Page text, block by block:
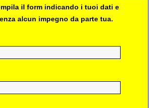
il form indicando i tuoi dati e
alcun impegno da parte tua.